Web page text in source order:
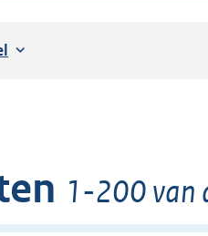
op:
oplopend
1-200 van